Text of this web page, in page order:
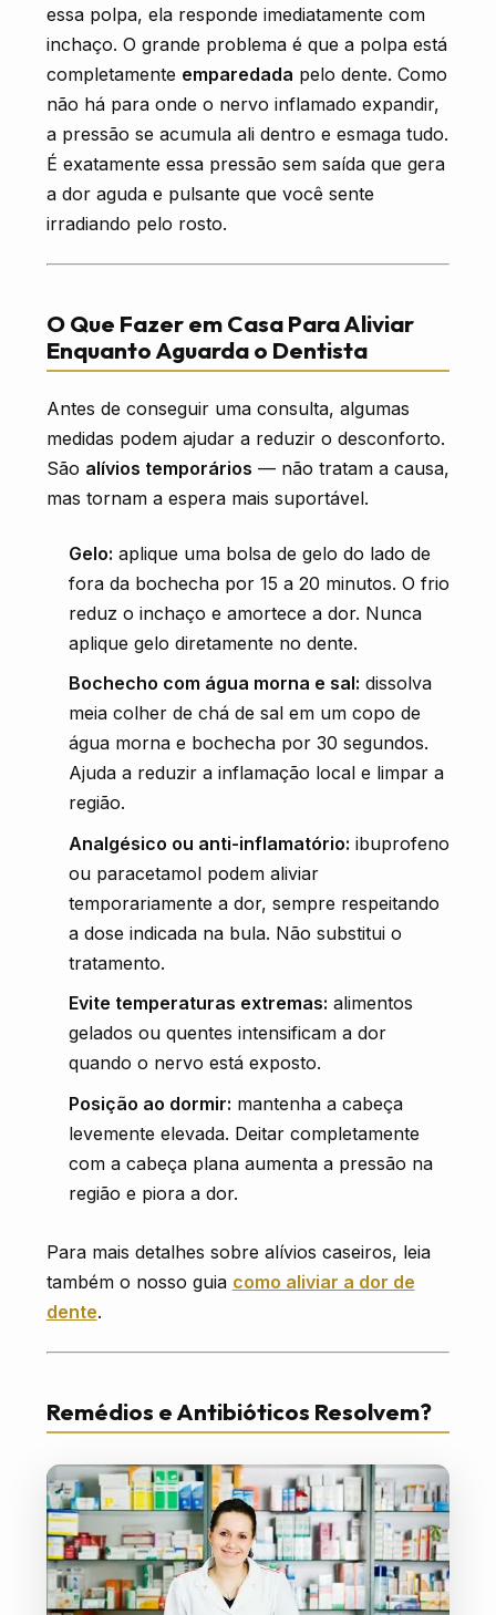
essa polpa, ela responde imediatamente com
inchaço. O grande problema é que a polpa está
completamente emparedada pelo dente. Como
não há para onde o nervo inflamado expandir,
a pressão se acumula ali dentro e esmaga tudo.
É exatamente essa pressão sem saída que gera
a dor aguda e pulsante que você sente
irradiando pelo rosto.
O Que Fazer em Casa Para Aliviar
Enquanto Aguarda o Dentista
Antes de conseguir uma consulta, algumas
medidas podem ajudar a reduzir o desconforto.
São alívios temporários — não tratam a causa,
mas tornam a espera mais suportável.
Gelo: aplique uma bolsa de gelo do lado de
fora da bochecha por 15 a 20 minutos. O frio
reduz o inchaço e amortece a dor. Nunca
aplique gelo diretamente no dente.
Bochecho com água morna e sal: dissolva
meia colher de chá de sal em um copo de
água morna e bochecha por 30 segundos.
Ajuda a reduzir a inflamação local e limpar a
região.
Analgésico ou anti-inflamatório: ibuprofeno
ou paracetamol podem aliviar
temporariamente a dor, sempre respeitando
a dose indicada na bula. Não substitui o
tratamento.
Evite temperaturas extremas: alimentos
gelados ou quentes intensificam a dor
quando o nervo está exposto.
Posição ao dormir: mantenha a cabeça
levemente elevada. Deitar completamente
com a cabeça plana aumenta a pressão na
região e piora a dor.
Para mais detalhes sobre alívios caseiros, leia
também o nosso guia como aliviar a dor de
dente.
Remédios e Antibióticos Resolvem?